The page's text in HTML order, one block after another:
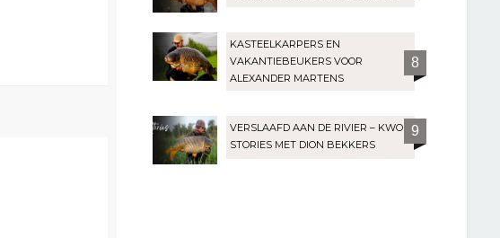
KASTEELKARPERS EN
VAKANTIEBEUKERS VOOR
ALEXANDER MARTENS
8
VERSLAAFD AAN DE RIVIER – KWO
STORIES MET DION BEKKERS
9